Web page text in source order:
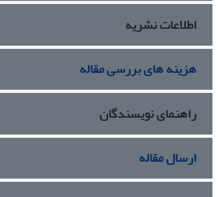
اطلاعات نشریه
هزینه های بررسی مقاله
راهنمای نویسندگان
ارسال مقاله